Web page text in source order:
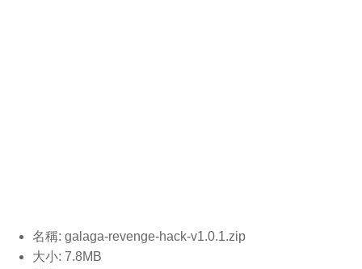
名稱: galaga-revenge-hack-v1.0.1.zip
大小: 7.8MB